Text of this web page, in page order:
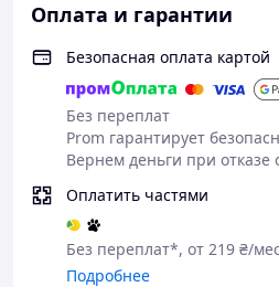
Аккумулятор рассчитан на
работу, что позволяет
течение дня без постоянной
осуществляется через
удобно для повседневного
Управление осуществляется
корпусе наушников: вы можете
регулировать громкость или
доставая телефон. Встроенный
обеспечивает четкую передачу
разговоров 🎤
Оплата и гарантии
Безопасная оплата картой
Без переплат
Prom гарантирует
Вернем деньги при отказе
Оплатить частями
Без переплат*, от 219 ₴/
Подробнее